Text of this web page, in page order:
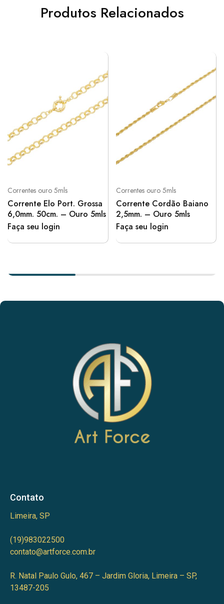
Produtos Relacionados
Correntes ouro 5mls
Corrente Elo Port. Grossa
6,0mm. 50cm. – Ouro 5mls
Faça seu login
Correntes ouro 5mls
Corrente Cordão Baiano
2,5mm. – Ouro 5mls
Faça seu login
Contato
Limeira, SP
(19)983022500
contato@artforce.com.br
R. Natal Paulo Gulo, 467 – Jardim Gloria, Limeira – SP,
13487-205